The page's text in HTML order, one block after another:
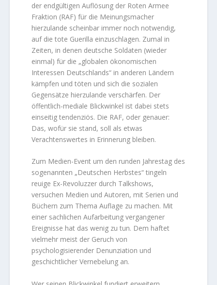
der endgültigen Auflösung der Roten Armee
Fraktion (RAF) für die Meinungsmacher
hierzulande scheinbar immer noch notwendig,
auf die tote Guerilla einzuschlagen. Zumal in
Zeiten, in denen deutsche Soldaten (wieder
einmal) für die „globalen ökonomischen
Interessen Deutschlands“ in anderen Ländern
kämpfen und töten und sich die sozialen
Gegensätze hierzulande verschärfen. Der
öffentlich-mediale Blickwinkel ist dabei stets
einseitig tendenziös. Die RAF, oder genauer:
Das, wofür sie stand, soll als etwas
Verachtenswertes in Erinnerung bleiben.
Zum Medien-Event um den runden Jahrestag des
sogenannten „Deutschen Herbstes“ tingeln
reuige Ex-Revoluzzer durch Talkshows,
versuchen Medien und Autoren, mit Serien und
Büchern zum Thema Auflage zu machen. Mit
einer sachlichen Aufarbeitung vergangener
Ereignisse hat das wenig zu tun. Dem haftet
vielmehr meist der Geruch von
psychologisierender Denunziation und
geschichtlicher Vernebelung an.